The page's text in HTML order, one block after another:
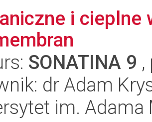
i cieplne
SONATINA 9
dr Adam
im.